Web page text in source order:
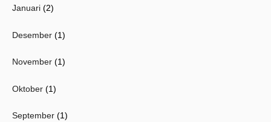
Januari (2)
Desember (1)
November (1)
Oktober (1)
September (1)